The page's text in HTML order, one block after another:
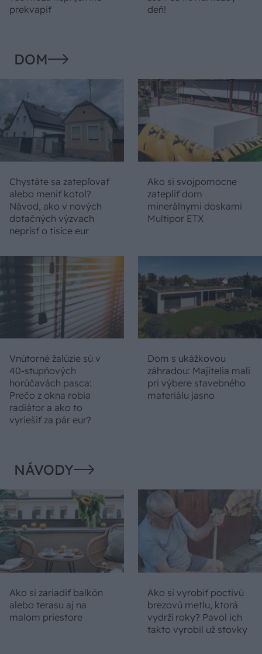
prekvapiť
deň!
DOM
Chystáte sa zatepľovať
alebo meniť kotol?
Návod, ako v nových
dotačných výzvach
neprísť o tisíce eur
Ako si svojpomocne
zatepliť dom
minerálnymi doskami
Multipor ETX
Vnútorné žalúzie sú v
40-stupňových
horúčavách pasca:
Prečo z okna robia
radiátor a ako to
vyriešiť za pár eur?
Dom s ukážkovou
záhradou: Majitelia mali
pri výbere stavebného
materiálu jasno
NÁVODY
Ako si zariadiť balkón
alebo terasu aj na
malom priestore
Ako si vyrobiť poctivú
brezovú metlu, ktorá
vydrží roky? Pavol ich
takto vyrobil už stovky